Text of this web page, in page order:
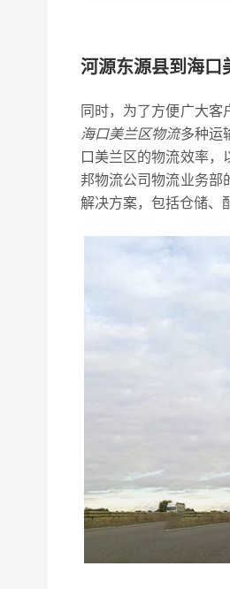
河源东源县到海口
同时，为了方便广大客
海口美兰区物流多种运
口美兰区的物流效率，
邦物流公司物流业务部
解决方案，包括仓储、